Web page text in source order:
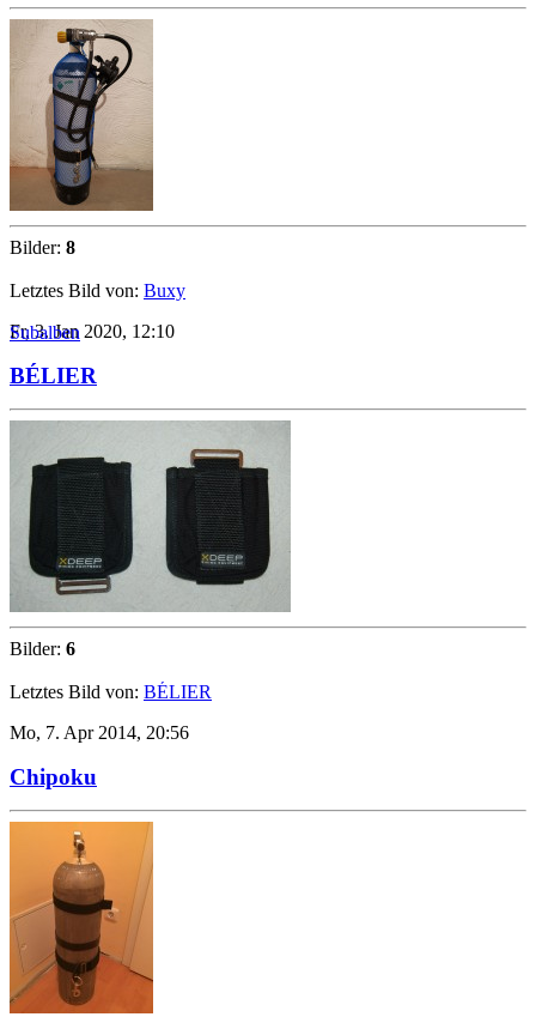
Bilder: 8
Letztes Bild von: Buxy
Fr, 3. Jan 2020, 12:10
Subalben
BÉLIER
Bilder: 6
Letztes Bild von: BÉLIER
Mo, 7. Apr 2014, 20:56
Chipoku